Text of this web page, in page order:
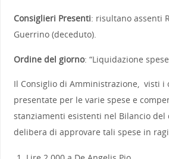
Consiglieri Presenti: risultano assenti
Guerrino (deceduto).
Ordine del giorno: “Liquidazione
Il Consiglio di Amministrazione, visti i
presentate per le varie spese e
stanziamenti esistenti nel Bilancio del
delibera di approvare tali spese in